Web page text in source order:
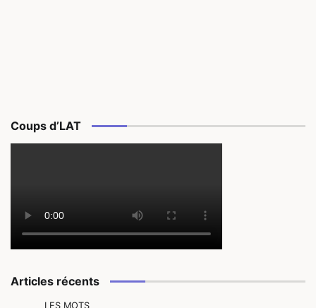
Coups d’LAT
Articles récents
LES MOTS